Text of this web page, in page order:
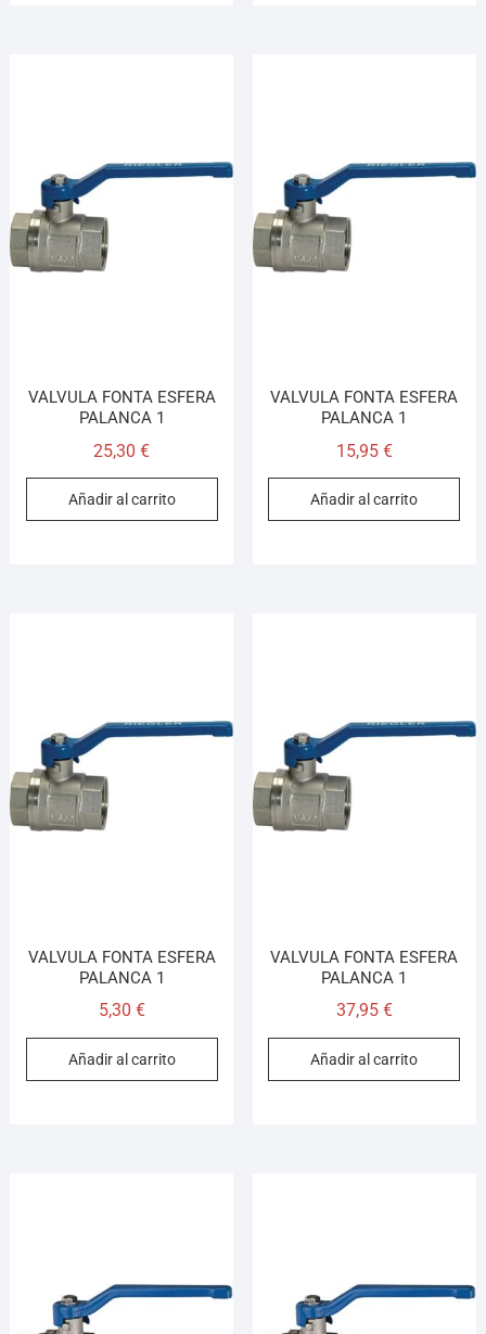
VALVULA FONTA ESFERA
PALANCA 1
25,30€
Añadir al carrito
VALVULA FONTA ESFERA
PALANCA 1
15,95 €
Añadir al carrito
VALVULA FONTA ESFERA
PALANCA 1
5,30 €
Añadir al carrito
VALVULA FONTA ESFERA
PALANCA 1
37,95 €
Añadir al carrito